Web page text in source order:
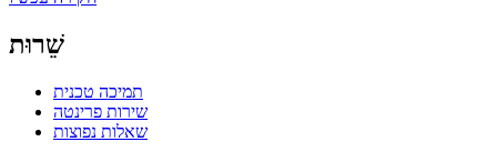
שֵׁרוּת
תמיכה טכנית
שירות פרינטה
שאלות נפוצות